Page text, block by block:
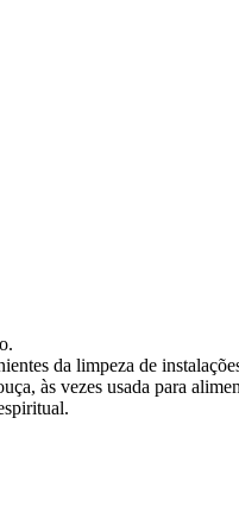
da limpeza de
às vezes usada para